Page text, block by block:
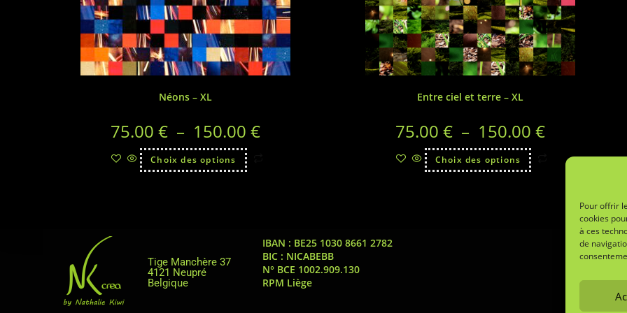
Pour offrir
cookies
à ces
de
Néons – XL
75.00€ – 150.00€
Choix des options
Entre ciel et terre – XL
75.00 € – 150.00 €
Choix des options
Tige Manchère 37
4121 Neupré
Belgique
IBAN : BE25 1030 8661 2782
BIC : NICABEBB
N° BCE 1002.909.130
RPM Liège